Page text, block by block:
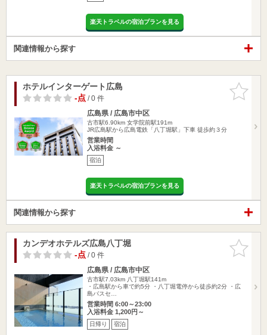
楽天トラベルの宿泊プランを見る
関連情報から探す
お気に入
りに追加
ホテルインターゲート広島
-点/ 0 件
広島県 / 広島市中区
古市駅6.90km 女学院前駅191m
JR広島駅から広島電鉄「八丁堀駅」下車 徒歩約３分
営業時間
入浴料金 ～
宿泊
楽天トラベルの宿泊プランを見る
関連情報から探す
お気に入
りに追加
カンデオホテルズ広島八丁堀
-点/ 0 件
広島県 / 広島市中区
古市駅7.03km 八丁堀駅141m
・広島駅から車で約5分 ・八丁堀電停から徒歩約2分 ・広
島バスセ…
営業時間 6:00～23:00
入浴料金 1,200円～
日帰り 宿泊